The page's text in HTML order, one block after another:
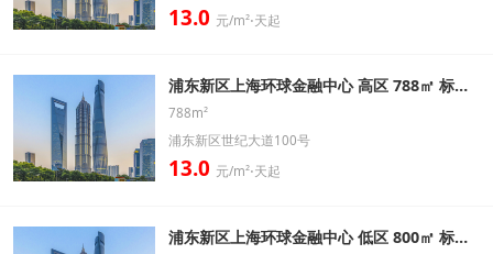
13.0 元/m²⋅天起
浦东新区上海环球金融中心 高区 788㎡ 标准办公室出租信息
788m²
浦东新区世纪大道100号
13.0 元/m²⋅天起
浦东新区上海环球金融中心 低区 800㎡ 标准办公室出租信息